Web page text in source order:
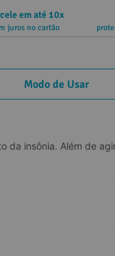
em até 10x
juros no cartão
Modo de Usar
da insônia. Além de